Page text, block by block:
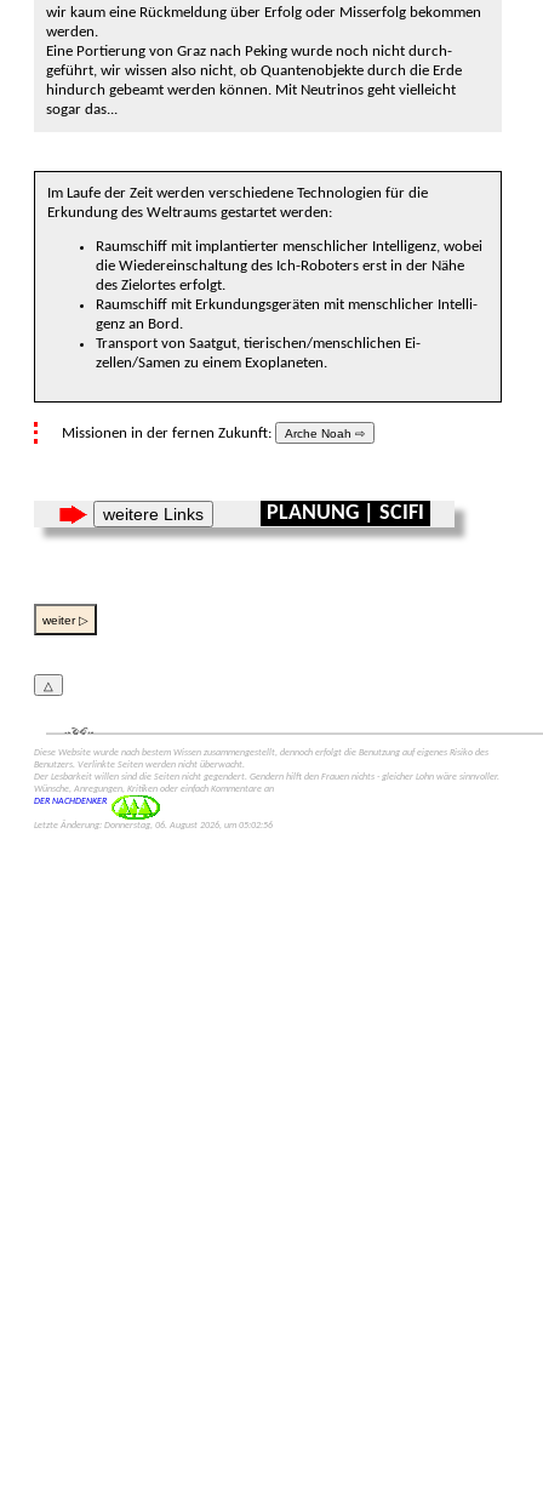
wir kaum eine Rückmeldung über Erfolg oder Miss­erfolg bekommen
werden.
Eine Portierung von Graz nach Peking wurde noch nicht durch­
geführt, wir wissen also nicht, ob Quanten­objekte durch die Erde
hindurch gebeamt werden können. Mit Neu­trinos geht viel­leicht
sogar das...
Im Laufe der Zeit werden verschie­dene Techno­logien für die
Erkundung des Welt­raums gestar­tet werden:
Raumschiff mit implan­tierter mensch­licher Intelli­genz, wobei
die Wieder­einschaltung des Ich-Robo­ters erst in der Nähe
des Ziel­ortes erfolgt.
Raumschiff mit Erkundungs­geräten mit mensch­licher Intelli­
genz an Bord.
Transport von Saat­gut, tierischen/mensch­lichen Ei­
zellen/Samen zu einem Exo­pla­neten.
Missionen in der fernen Zukunft: Arche Noah ⇨
weitere Links PLANUNG | SCIFI
weiter ▷
△
Diese Web­site wurde nach bestem Wissen zusammen­gestellt, dennoch erfolgt die Benutzung auf eigenes Risiko des
Benut­zers. Verlinkte Seiten werden nicht überwacht.
Der Lesbarkeit willen sind die Seiten nicht gegen­dert. Gendern hilft den Frauen nichts - gleicher Lohn wäre sinn­voller.
Wünsche, Anregungen, Kritiken oder einfach Kommen­tare an
DER NACHDENKER
Letzte Änderung: Donnerstag, 06. August 2026, um 05:02:56